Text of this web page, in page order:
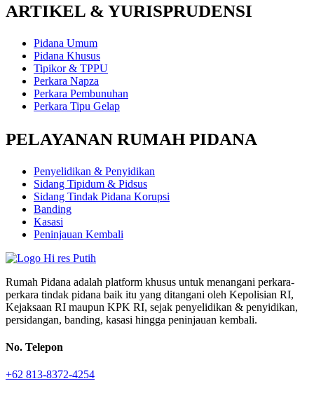
ARTIKEL & YURISPRUDENSI
Pidana Umum
Pidana Khusus
Tipikor & TPPU
Perkara Napza
Perkara Pembunuhan
Perkara Tipu Gelap
PELAYANAN RUMAH PIDANA
Penyelidikan & Penyidikan
Sidang Tipidum & Pidsus
Sidang Tindak Pidana Korupsi
Banding
Kasasi
Peninjauan Kembali
Rumah Pidana adalah platform khusus untuk menangani perkara-
perkara tindak pidana baik itu yang ditangani oleh Kepolisian RI,
Kejaksaan RI maupun KPK RI, sejak penyelidikan & penyidikan,
persidangan, banding, kasasi hingga peninjauan kembali.
No. Telepon
+62 813-8372-4254